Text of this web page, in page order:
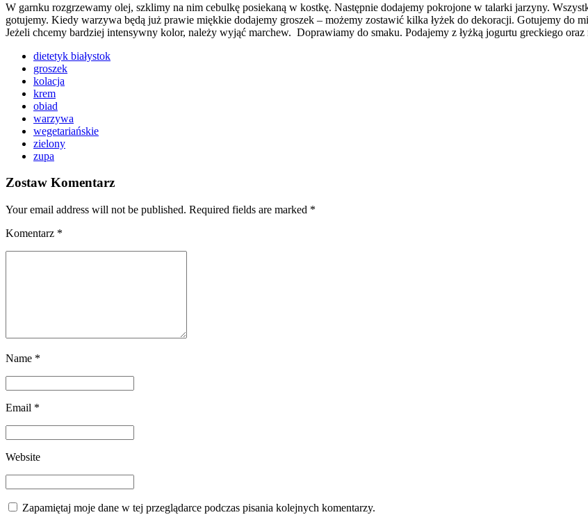
W garnku rozgrzewamy olej, szklimy na nim cebulkę posiekaną w kostkę. Następnie dodajemy pokrojone w talarki jarzyny.
gotujemy. Kiedy warzywa będą już prawie miękkie dodajemy groszek – możemy zostawić kilka łyżek do dekoracji. Gotujemy do
Jeżeli chcemy bardziej intensywny kolor, należy wyjąć marchew. Doprawiamy do smaku. Podajemy z łyżką jogurtu greckiego oraz
dietetyk białystok
groszek
kolacja
krem
obiad
warzywa
wegetariańskie
zielony
zupa
Zostaw Komentarz
Your email address will not be published. Required fields are marked *
Komentarz *
Name *
Email *
Website
Zapamiętaj moje dane w tej przeglądarce podczas pisania kolejnych komentarzy.